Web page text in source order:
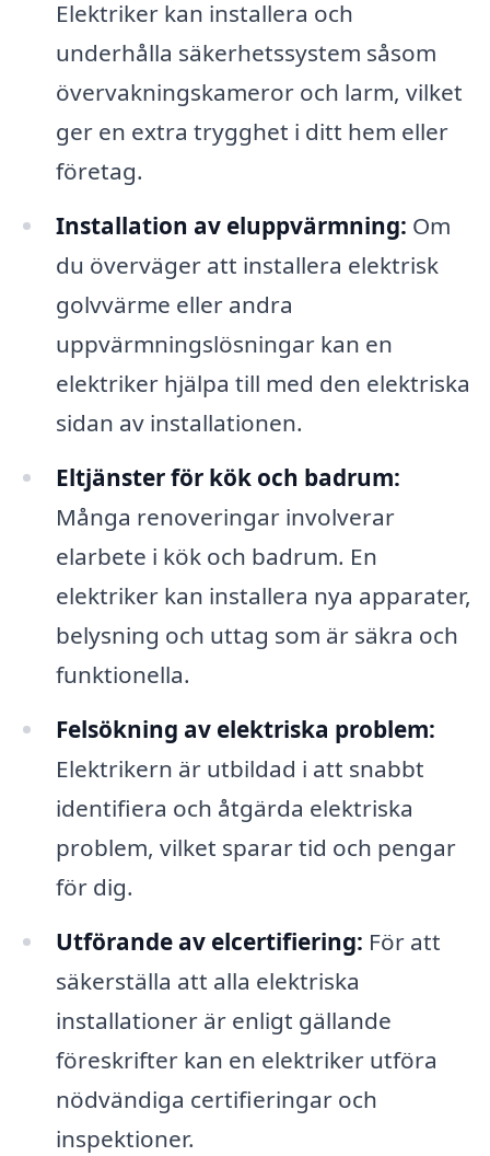
Elektriker kan installera och
underhålla säkerhetssystem såsom
övervakningskameror och larm, vilket
ger en extra trygghet i ditt hem eller
företag.
Installation av eluppvärmning: Om
du överväger att installera elektrisk
golvvärme eller andra
uppvärmningslösningar kan en
elektriker hjälpa till med den elektriska
sidan av installationen.
Eltjänster för kök och badrum:
Många renoveringar involverar
elarbete i kök och badrum. En
elektriker kan installera nya apparater,
belysning och uttag som är säkra och
funktionella.
Felsökning av elektriska problem:
Elektrikern är utbildad i att snabbt
identifiera och åtgärda elektriska
problem, vilket sparar tid och pengar
för dig.
Utförande av elcertifiering: För att
säkerställa att alla elektriska
installationer är enligt gällande
föreskrifter kan en elektriker utföra
nödvändiga certifieringar och
inspektioner.